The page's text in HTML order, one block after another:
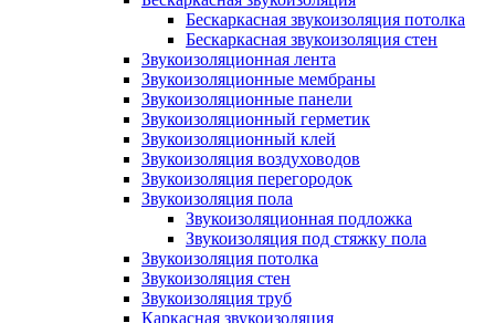
Бескаркасная звукоизоляция потолка
Бескаркасная звукоизоляция стен
Звукоизоляционная лента
Звукоизоляционные мембраны
Звукоизоляционные панели
Звукоизоляционный герметик
Звукоизоляционный клей
Звукоизоляция воздуховодов
Звукоизоляция перегородок
Звукоизоляция пола
Звукоизоляционная подложка
Звукоизоляция под стяжку пола
Звукоизоляция потолка
Звукоизоляция стен
Звукоизоляция труб
Каркасная звукоизоляция